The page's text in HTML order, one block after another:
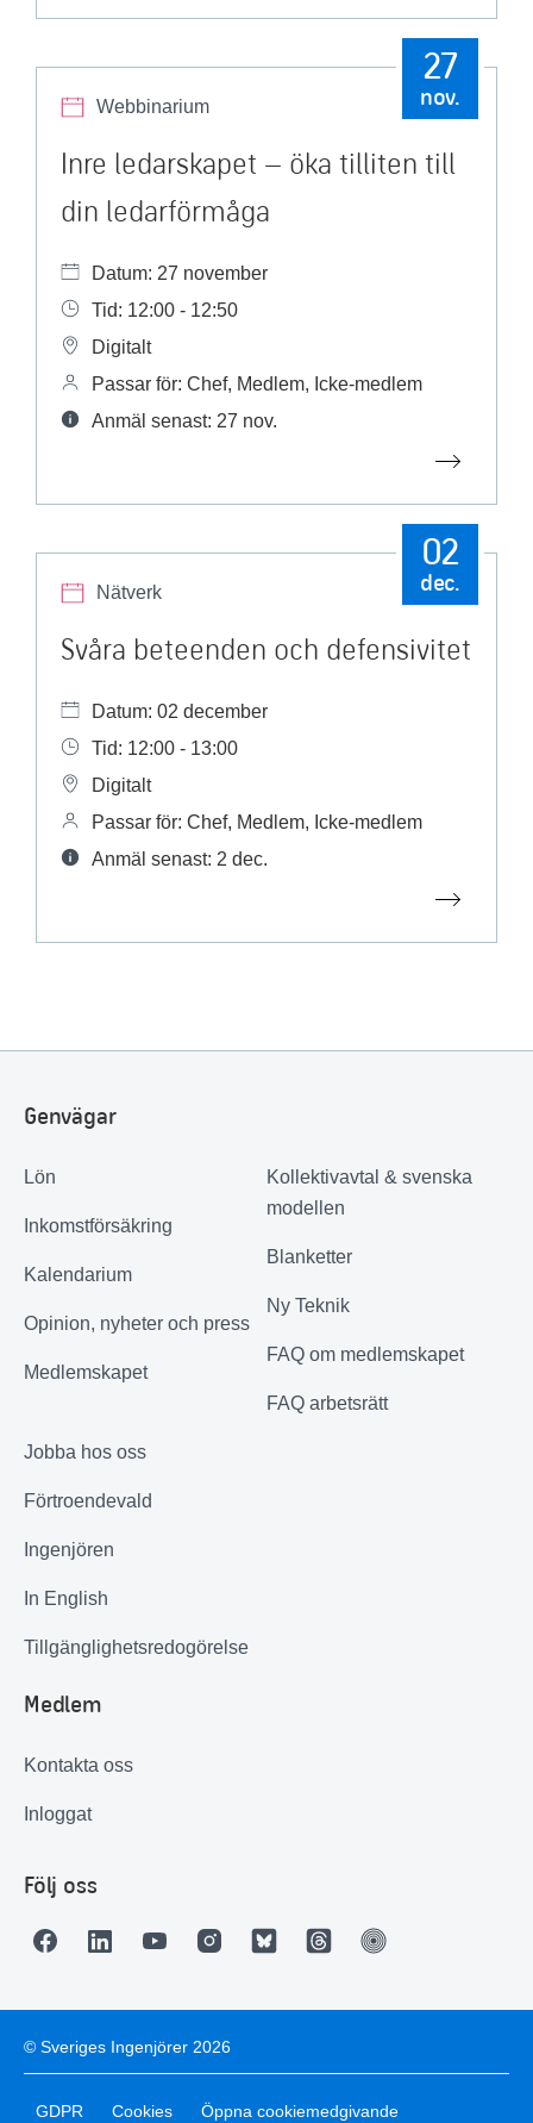
Webbinarium
27
nov.
Inre ledarskapet – öka tilliten till
din ledarförmåga
Datum: 27 november
Tid: 12:00 - 12:50
Digitalt
Passar för: Chef, Medlem, Icke-medlem
Anmäl senast: 27 nov.
Nätverk
02
dec.
Svåra beteenden och defensivitet
Datum: 02 december
Tid: 12:00 - 13:00
Digitalt
Passar för: Chef, Medlem, Icke-medlem
Anmäl senast: 2 dec.
Genvägar
Lön
Inkomstförsäkring
Kalendarium
Opinion, nyheter och press
Medlemskapet
Kollektivavtal & svenska
modellen
Blanketter
Ny Teknik
FAQ om medlemskapet
FAQ arbetsrätt
Jobba hos oss
Förtroendevald
Ingenjören
In English
Tillgänglighetsredogörelse
Medlem
Kontakta oss
Inloggat
Följ oss
© Sveriges Ingenjörer 2026
GDPR Cookies Öppna cookiemedgivande